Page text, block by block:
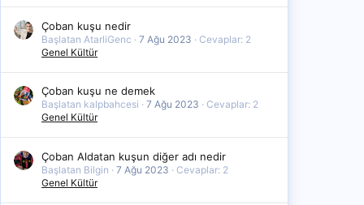
Çoban kuşu nedir
Başlatan AtarliGenc 7 Ağu 2023
Cevaplar: 2
Genel Kültür
Çoban kuşu ne demek
Başlatan kalpbahcesi 7 Ağu 2023
Cevaplar: 2
Genel Kültür
Çoban Aldatan kuşun diğer adı nedir
Başlatan Bilgin 7 Ağu 2023
Cevaplar: 2
Genel Kültür